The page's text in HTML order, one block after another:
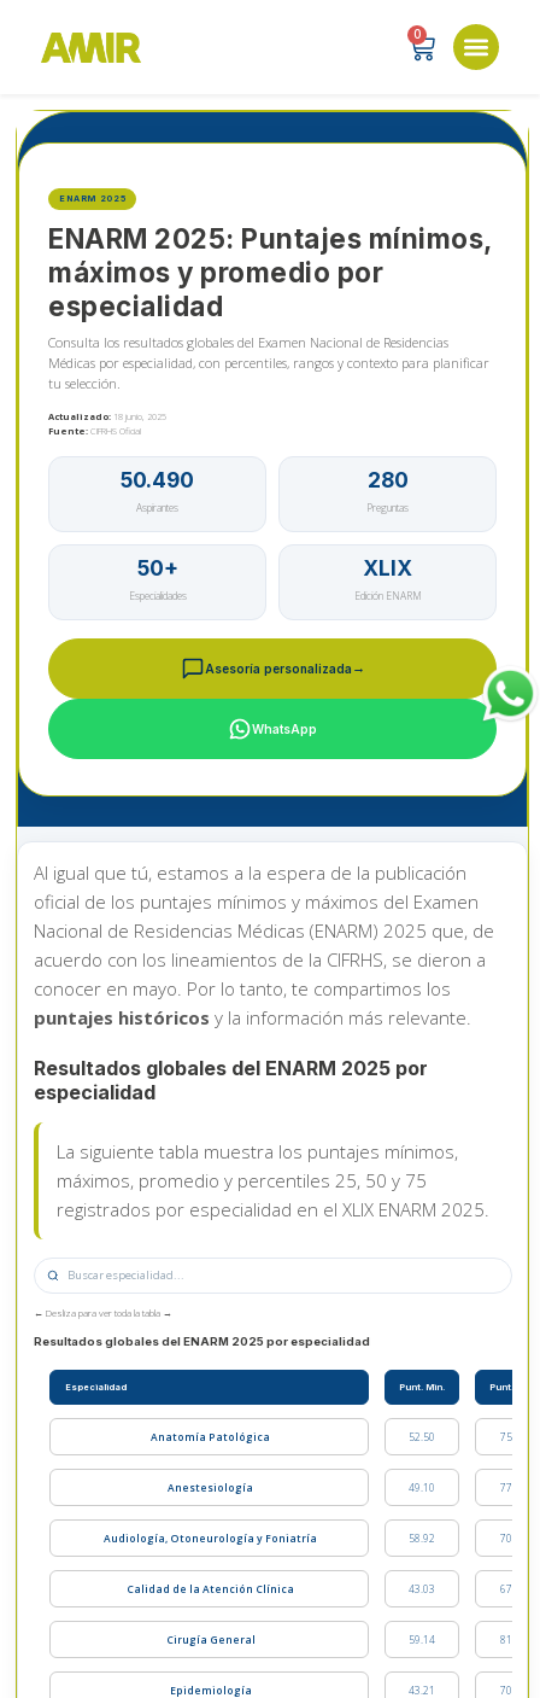
0
ENARM 2025
ENARM 2025: Puntajes mínimos,
máximos y promedio por
especialidad
Consulta los resultados globales del Examen Nacional de Residencias
Médicas por especialidad, con percentiles, rangos y contexto para planificar
tu selección.
Actualizado: 18 junio, 2025
Fuente:CIFRHS Oficial
50.490
Aspirantes
280
Preguntas
50+
Especialidades
XLIX
Edición ENARM
Asesoría personalizada
WhatsApp
Al igual que tú, estamos a la espera de la publicación
oficial de los puntajes mínimos y máximos del Examen
Nacional de Residencias Médicas (ENARM) 2025 que, de
acuerdo con los lineamientos de la CIFRHS, se dieron a
conocer en mayo. Por lo tanto, te compartimos los
puntajes históricos y la información más relevante.
Resultados globales del ENARM 2025 por
especialidad
La siguiente tabla muestra los puntajes mínimos,
máximos, promedio y percentiles 25, 50 y 75
registrados por especialidad en el XLIX ENARM 2025.
← Desliza para ver toda la tabla →
Resultados globales del ENARM 2025 por especialidad
Especialidad Punt. Min. Punt. Max.
Anatomía Patológica 52.50 75.57
Anestesiología 49.10 77.25
Audiología, Otoneurología y Foniatría 58.92 70.71
Calidad de la Atención Clínica 43.03 67.50
Cirugía General 59.14 81.25
Epidemiología 43.21 70.17